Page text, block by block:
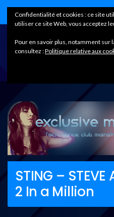
STING – STEVE
2 In a Million
Confidentialité et cookies : ce site
utiliser ce site Web, vous acceptez
Pour en savoir plus, notamment sur
consultez :Politique relative aux